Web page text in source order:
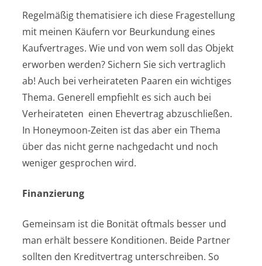
Regelmäßig thematisiere ich diese Fragestellung
mit meinen Käufern vor Beurkundung eines
Kaufvertrages. Wie und von wem soll das Objekt
erworben werden? Sichern Sie sich vertraglich
ab! Auch bei verheirateten Paaren ein wichtiges
Thema. Generell empfiehlt es sich auch bei
Verheirateten einen Ehevertrag abzuschließen.
In Honeymoon-Zeiten ist das aber ein Thema
über das nicht gerne nachgedacht und noch
weniger gesprochen wird.
Finanzierung
Gemeinsam ist die Bonität oftmals besser und
man erhält bessere Konditionen. Beide Partner
sollten den Kreditvertrag unterschreiben. So